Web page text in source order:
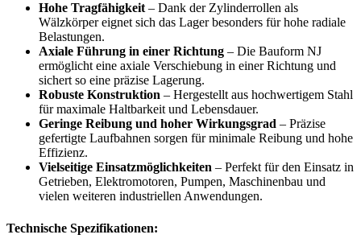
Hohe Tragfähigkeit – Dank der Zylinderrollen als
Wälzkörper eignet sich das Lager besonders für hohe radiale
Belastungen.
Axiale Führung in einer Richtung – Die Bauform NJ
ermöglicht eine axiale Verschiebung in einer Richtung und
sichert so eine präzise Lagerung.
Robuste Konstruktion – Hergestellt aus hochwertigem Stahl
für maximale Haltbarkeit und Lebensdauer.
Geringe Reibung und hoher Wirkungsgrad – Präzise
gefertigte Laufbahnen sorgen für minimale Reibung und hohe
Effizienz.
Vielseitige Einsatzmöglichkeiten – Perfekt für den Einsatz in
Getrieben, Elektromotoren, Pumpen, Maschinenbau und
vielen weiteren industriellen Anwendungen.
Technische Spezifikationen: